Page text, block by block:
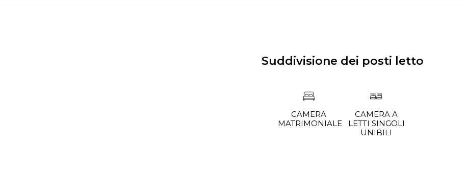
Suddivisione dei posti letto
CAMERA
MATRIMONIALE
CAMERA A
LETTI SINGOLI
UNIBILI